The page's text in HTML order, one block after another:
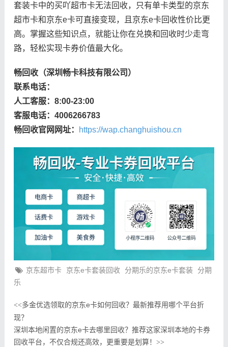
套装卡中的买吖超市卡无法回收，只有单卡类型的京东
超市卡和京东e卡可直接变现，且京东e卡回收性价比更
高。掌握这些知识点，就能让你在兑换和回收时少走弯
路，轻松实现卡券价值最大化。
畅回收（深圳畅卡科技有限公司）
联系电话：
人工客服：8:00-23:00
客服电话：4006266783
畅回收官网网址：
https://wap.changhuishou.cn
京东超市卡 京东e卡套装回收 分期乐的京东e卡套装
分期
乐
<<多金优选领取的京东e卡如何回收？最新推荐用哪个平台折
现？
深圳本地闲置的京东e卡去哪里回收？推荐这家深圳本地的卡券
回收平台，不仅合规还高效，更重要是划算！ >>